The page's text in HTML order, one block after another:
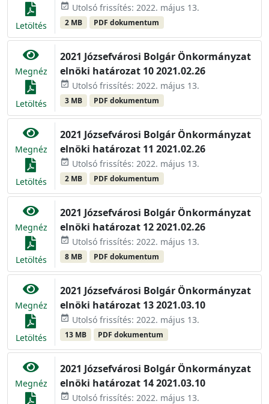
Letöltés
event_available Utolsó frissítés: 2022. május 13.
2 MB PDF dokumentum
Megnéz
Letöltés
2021 Józsefvárosi Bolgár Önkormányzat
elnöki határozat 10 2021.02.26
event_available Utolsó frissítés: 2022. május 13.
3 MB PDF dokumentum
Megnéz
Letöltés
2021 Józsefvárosi Bolgár Önkormányzat
elnöki határozat 11 2021.02.26
event_available Utolsó frissítés: 2022. május 13.
2 MB PDF dokumentum
Megnéz
Letöltés
2021 Józsefvárosi Bolgár Önkormányzat
elnöki határozat 12 2021.02.26
event_available Utolsó frissítés: 2022. május 13.
8 MB PDF dokumentum
Megnéz
Letöltés
2021 Józsefvárosi Bolgár Önkormányzat
elnöki határozat 13 2021.03.10
event_available Utolsó frissítés: 2022. május 13.
13 MB PDF dokumentum
Megnéz
2021 Józsefvárosi Bolgár Önkormányzat
elnöki határozat 14 2021.03.10
event_available Utolsó frissítés: 2022. május 13.